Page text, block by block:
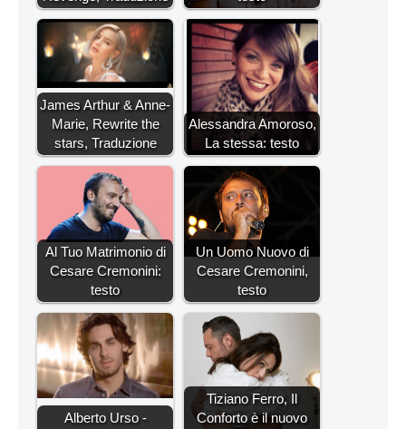
James Arthur & Anne-
Marie, Rewrite the
stars, Traduzione
Alessandra Amoroso,
La stessa: testo
Al Tuo Matrimonio di
Cesare Cremonini:
testo
Un Uomo Nuovo di
Cesare Cremonini,
testo
Alberto Urso -
Tiziano Ferro, Il
Conforto è il nuovo